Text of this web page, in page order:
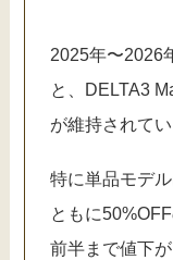
2025年〜2026
と、DELTA3
が維持されて
特に単品モデ
ともに
前半まで値下